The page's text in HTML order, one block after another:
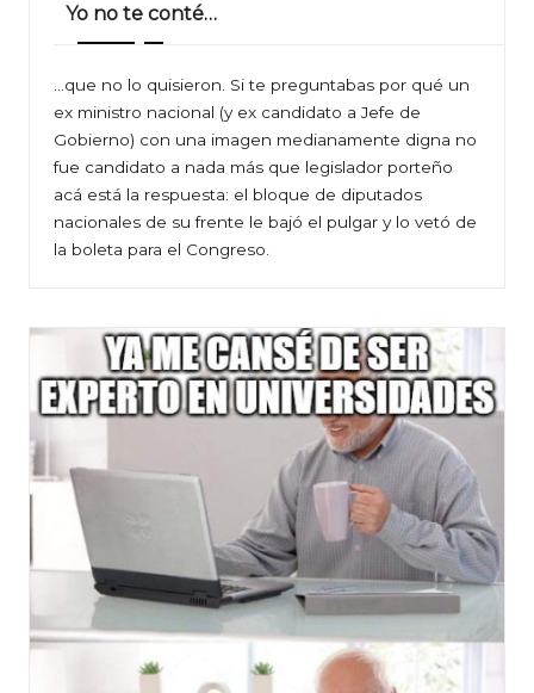
Yo no te conté…
…que no lo quisieron. Si te preguntabas por qué un
ex ministro nacional (y ex candidato a Jefe de
Gobierno) con una imagen medianamente digna no
fue candidato a nada más que legislador porteño
acá está la respuesta: el bloque de diputados
nacionales de su frente le bajó el pulgar y lo vetó de
la boleta para el Congreso.